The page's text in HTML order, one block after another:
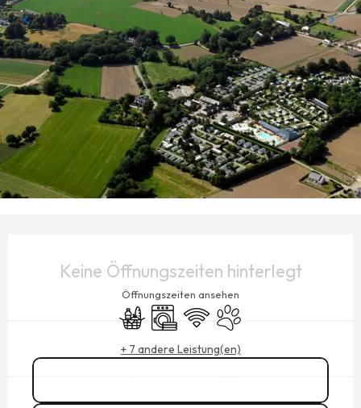
Keine Öffnungszeiten hinterlegt
Öffnungszeiten ansehen
Lebensmittelgeschäft
Waschmaschine
Wi-Fi Tiere erlaubt
+ 7 andere Leistung(en)